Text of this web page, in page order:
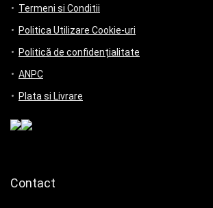
Termeni si Conditii
Politica Utilizare Cookie-uri
Politică de confidențialitate
ANPC
Plata si Livrare
Contact